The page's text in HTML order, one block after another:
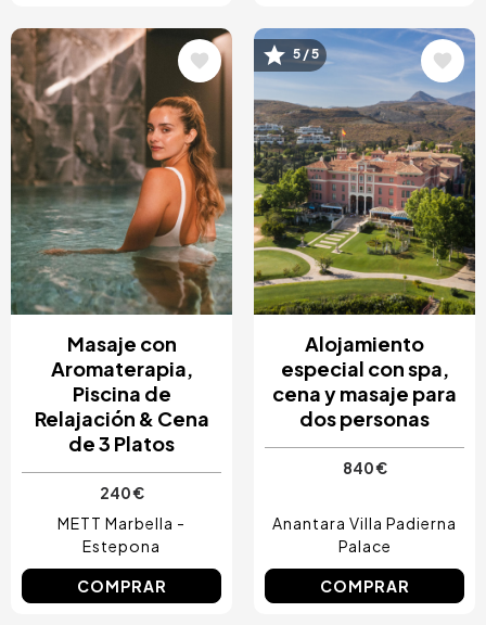
Image
Masaje con
Aromaterapia,
Piscina de
Relajación & Cena
de 3 Platos
240 €
METT Marbella -
Estepona
COMPRAR
Image
5 / 5
Alojamiento
especial con spa,
cena y masaje para
dos personas
840 €
Anantara Villa Padierna
Palace
COMPRAR